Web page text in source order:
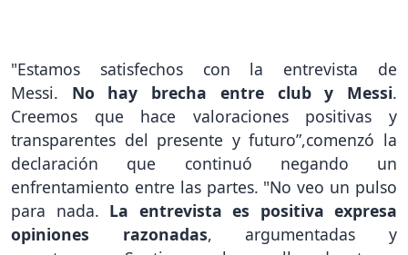
"Estamos satisfechos con la entrevista de
Messi. No hay brecha entre club y Messi.
Creemos que hace valoraciones positivas y
transparentes del presente y futuro”,comenzó la
declaración que continuó negando un
enfrentamiento entre las partes. "No veo un pulso
para nada. La entrevista es positiva expresa
opiniones razonadas, argumentadas y